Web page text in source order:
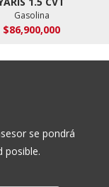
Gasolina
$86,900,000
se pondrá
posible.